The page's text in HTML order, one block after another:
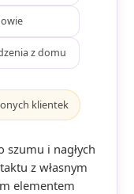
z domu
klientek
szumu i nagłych
z własnym
elementem